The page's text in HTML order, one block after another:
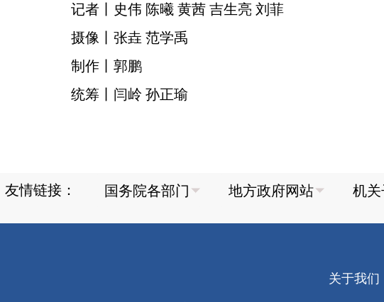
记者丨史伟 陈曦 黄茜 吉生亮 刘菲
摄像丨张垚 范学禹
制作丨郭鹏
统筹丨闫岭 孙正瑜
友情链接：
关于我们